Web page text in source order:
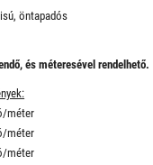
öntapadós
és méteresével rendelhető.
méter
méter
méter